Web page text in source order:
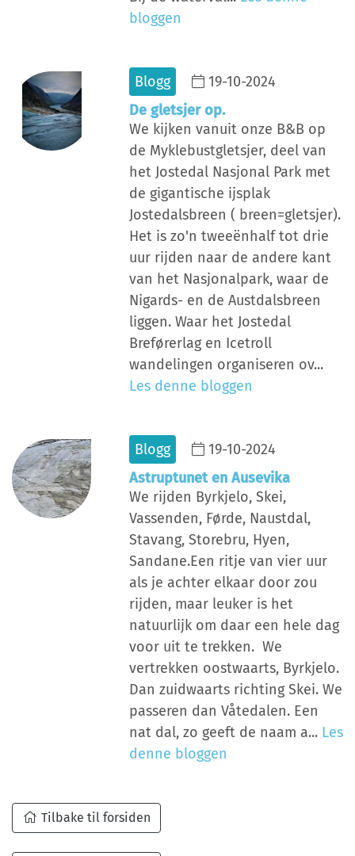
bloggen
Blogg
19-10-2024
De gletsjer op.
We kijken vanuit onze B&B op
de Myklebustgletsjer, deel van
het Jostedal Nasjonal Park met
de gigantische ijsplak
Jostedalsbreen ( breen=gletsjer).
Het is zo'n tweeënhalf tot drie
uur rijden naar de andere kant
van het Nasjonalpark, waar de
Nigards- en de Austdalsbreen
liggen. Waar het Jostedal
Breførerlag en Icetroll
wandelingen organiseren ov...
Les denne bloggen
Blogg
19-10-2024
Astruptunet en Ausevika
We rijden Byrkjelo, Skei,
Vassenden, Førde, Naustdal,
Stavang, Storebru, Hyen,
Sandane.Een ritje van vier uur
als je achter elkaar door zou
rijden, maar leuker is het
natuurlijk om daar een hele dag
voor uit te trekken. We
vertrekken oostwaarts, Byrkjelo.
Dan zuidwaarts richting Skei. We
passeren dan Våtedalen. Een
nat dal, zo geeft de naam a... Les
denne bloggen
Tilbake til forsiden